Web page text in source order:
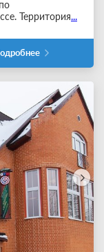
Территория...